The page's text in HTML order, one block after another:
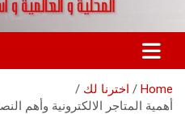
كواليس المال
اخبار اقتصاد فلسطين و العالم و
Home
اخترنا لك
أهمية المتاجر الالكترونية وأهم